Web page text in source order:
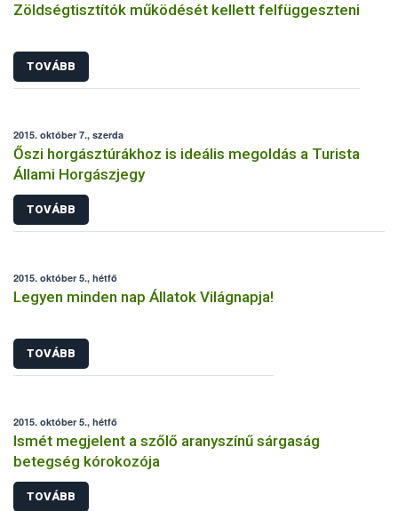
Zöldségtisztítók működését kellett felfüggeszteni
TOVÁBB
2015. október 7., szerda
Őszi horgásztúrákhoz is ideális megoldás a Turista
Állami Horgászjegy
TOVÁBB
2015. október 5., hétfő
Legyen minden nap Állatok Világnapja!
TOVÁBB
2015. október 5., hétfő
Ismét megjelent a szőlő aranyszínű sárgaság
betegség kórokozója
TOVÁBB